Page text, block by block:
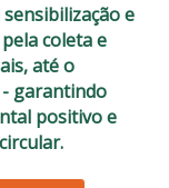
e
coleta e
até o
garantindo
positivo e